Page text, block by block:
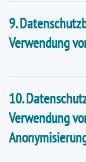
9.
Verwendung
10.
Verwendung